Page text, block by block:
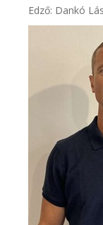
Edző: Dankó